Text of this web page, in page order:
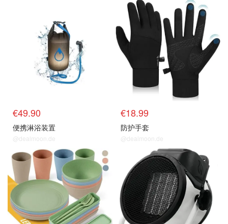
€49.90
便携淋浴装置
@dealmoon.de
€18.99
防护手套
@dealmoon.de